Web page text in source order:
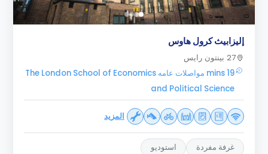
إليزابيث كرول هاوس
27 بينتون رايس
19 mins مواصلات عامه The London School of Economics
and Political Science
المزيد
غرفة مفردة استوديو